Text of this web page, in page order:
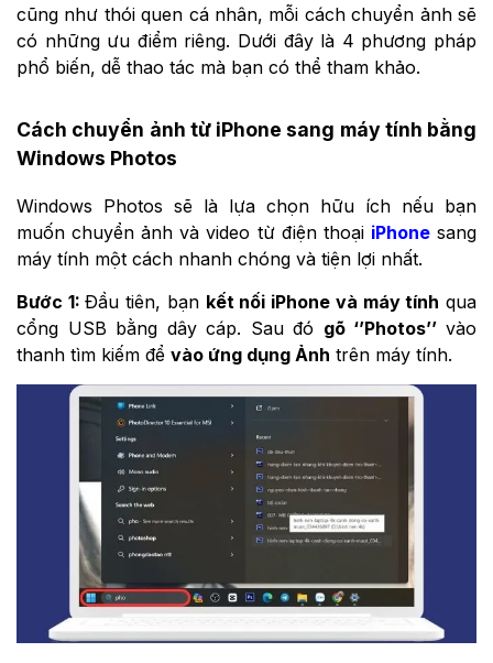
cũng như thói quen cá nhân, mỗi cách chuyển ảnh sẽ
có những ưu điểm riêng. Dưới đây là 4 phương pháp
phổ biến, dễ thao tác mà bạn có thể tham khảo.
Cách chuyển ảnh từ iPhone sang máy tính bằng
Windows Photos
Windows Photos sẽ là lựa chọn hữu ích nếu bạn
muốn chuyển ảnh và video từ điện thoại iPhonesang
máy tính một cách nhanh chóng và tiện lợi nhất.
Bước 1:Đầu tiên, bạn kết nối iPhone và máy tính qua
cổng USB bằng dây cáp. Sau đó gõ ‘’Photos’’vào
thanh tìm kiếm để vào ứng dụng Ảnh trên máy tính.